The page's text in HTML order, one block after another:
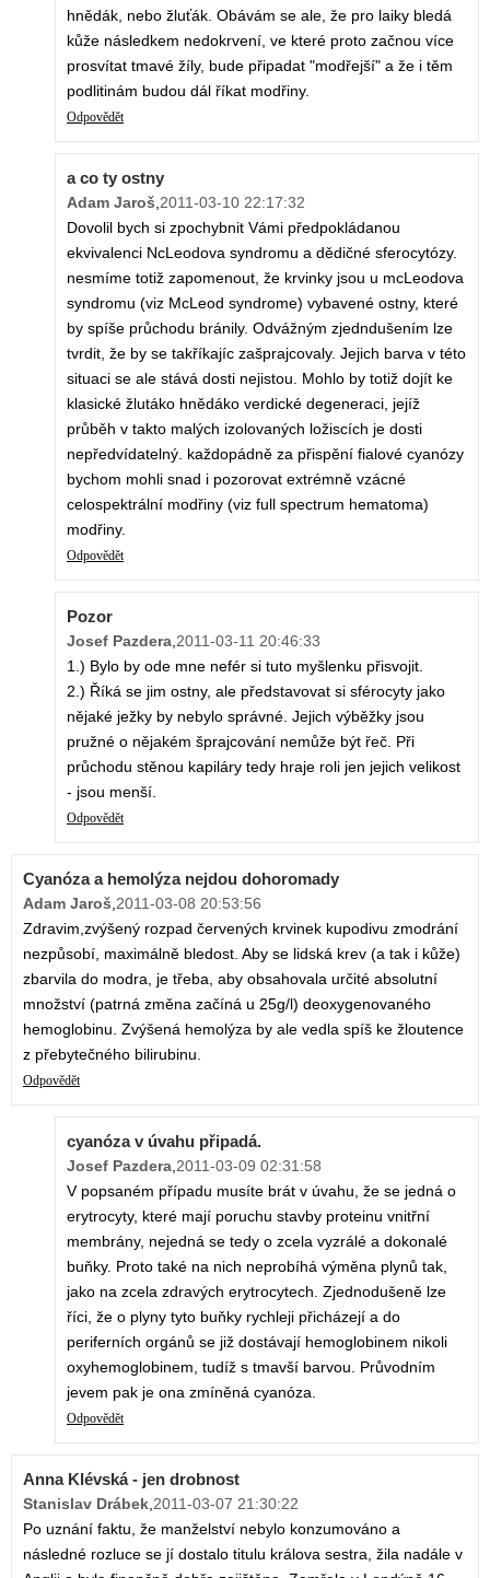
hnědák, nebo žluťák. Obávám se ale, že pro laiky bledá
kůže následkem nedokrvení, ve které proto začnou více
prosvítat tmavé žíly, bude připadat "modřejší" a že i těm
podlitinám budou dál říkat modřiny.
Odpovědět
a co ty ostny
Adam Jaroš 2011-03-10 22:17:32
Dovolil bych si zpochybnit Vámi předpokládanou
ekvivalenci NcLeodova syndromu a dědičné sferocytózy.
nesmíme totiž zapomenout, že krvinky jsou u mcLeodova
syndromu (viz McLeod syndrome) vybavené ostny, které
by spíše průchodu bránily. Odvážným zjedndušením lze
tvrdit, že by se takříkajíc zašprajcovaly. Jejich barva v této
situaci se ale stává dosti nejistou. Mohlo by totiž dojít ke
klasické žlutáko hnědáko verdické degeneraci, jejíž
průběh v takto malých izolovaných ložiscích je dosti
nepředvídatelný. každopádně za přispění fialové cyanózy
bychom mohli snad i pozorovat extrémně vzácné
celospektrální modřiny (viz full spectrum hematoma)
modřiny.
Odpovědět
Pozor
Josef Pazdera 2011-03-11 20:46:33
1.) Bylo by ode mne nefér si tuto myšlenku přisvojit.
2.) Říká se jim ostny, ale představovat si sférocyty jako
nějaké ježky by nebylo správné. Jejich výběžky jsou
pružné o nějakém šprajcování nemůže být řeč. Při
průchodu stěnou kapiláry tedy hraje roli jen jejich velikost
- jsou menší.
Odpovědět
Cyanóza a hemolýza nejdou dohoromady
Adam Jaroš 2011-03-08 20:53:56
Zdravim,zvýšený rozpad červených krvinek kupodivu zmodrání
nezpůsobí, maximálně bledost. Aby se lidská krev (a tak i kůže)
zbarvila do modra, je třeba, aby obsahovala určité absolutní
množství (patrná změna začíná u 25g/l) deoxygenovaného
hemoglobinu. Zvýšená hemolýza by ale vedla spíš ke žloutence
z přebytečného bilirubinu.
Odpovědět
cyanóza v úvahu připadá.
Josef Pazdera 2011-03-09 02:31:58
V popsaném případu musíte brát v úvahu, že se jedná o
erytrocyty, které mají poruchu stavby proteinu vnitřní
membrány, nejedná se tedy o zcela vyzrálé a dokonalé
buňky. Proto také na nich neprobíhá výměna plynů tak,
jako na zcela zdravých erytrocytech. Zjednodušeně lze
říci, že o plyny tyto buňky rychleji přicházejí a do
periferních orgánů se již dostávají hemoglobinem nikoli
oxyhemoglobinem, tudíž s tmavší barvou. Průvodním
jevem pak je ona zmíněná cyanóza.
Odpovědět
Anna Klévská - jen drobnost
Stanislav Drábek 2011-03-07 21:30:22
Po uznání faktu, že manželství nebylo konzumováno a
následné rozluce se jí dostalo titulu králova sestra, žila nadále v